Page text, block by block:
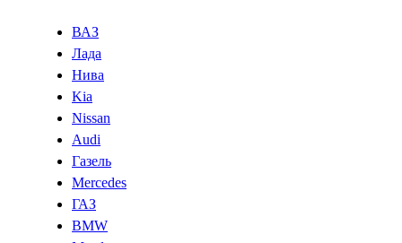
ВАЗ
Лада
Нива
Kia
Nissan
Audi
Газель
Mercedes
ГАЗ
BMW